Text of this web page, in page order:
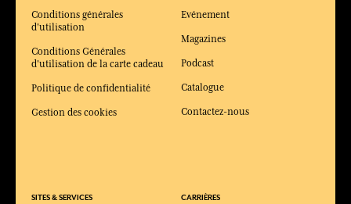
Conditions générales
d'utilisation
Conditions Générales
d'utilisation de la carte cadeau
Politique de confidentialité
Gestion des cookies
SITES & SERVICES
Evénement
Magazines
Podcast
Catalogue
Contactez-nous
CARRIÈRES